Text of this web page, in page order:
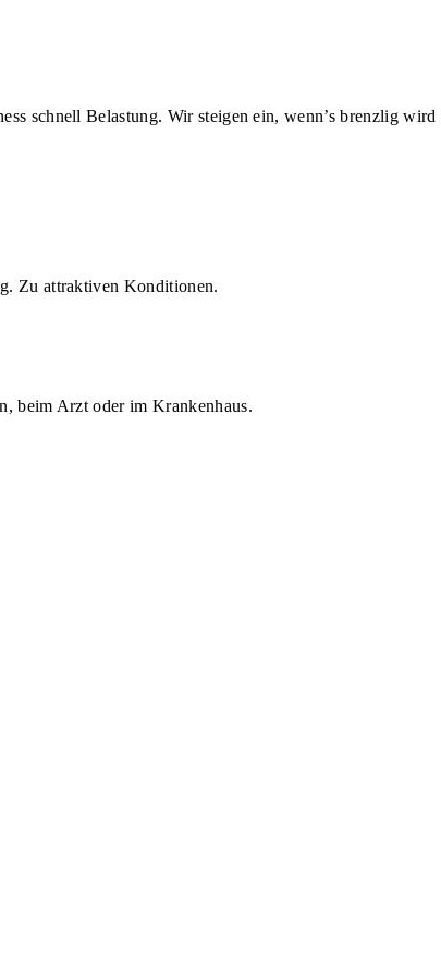
schnell Belastung. Wir steigen ein, wenn’s brenzlig wird
Zu attraktiven Konditionen.
beim Arzt oder im Krankenhaus.